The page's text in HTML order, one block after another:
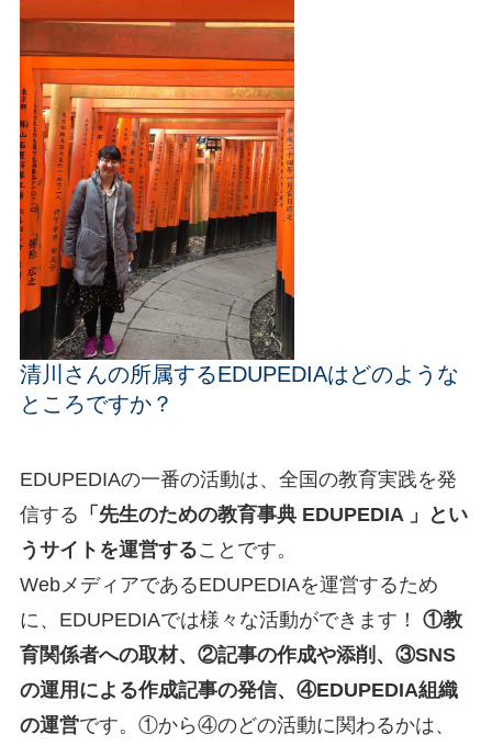
清川さんの所属するEDUPEDIAはどのような
ところですか？
EDUPEDIAの一番の活動は、全国の教育実践を発
信する 「先生のための教育事典 EDUPEDIA 」とい
うサイトを運営することです。
WebメディアであるEDUPEDIAを運営するため
に、EDUPEDIAでは様々な活動ができます！
①教
育関係者への取材、②記事の作成や添削、③SNS
の運用による作成記事の発信、④EDUPEDIA組織
の運営です。①から④のどの活動に関わるかは、